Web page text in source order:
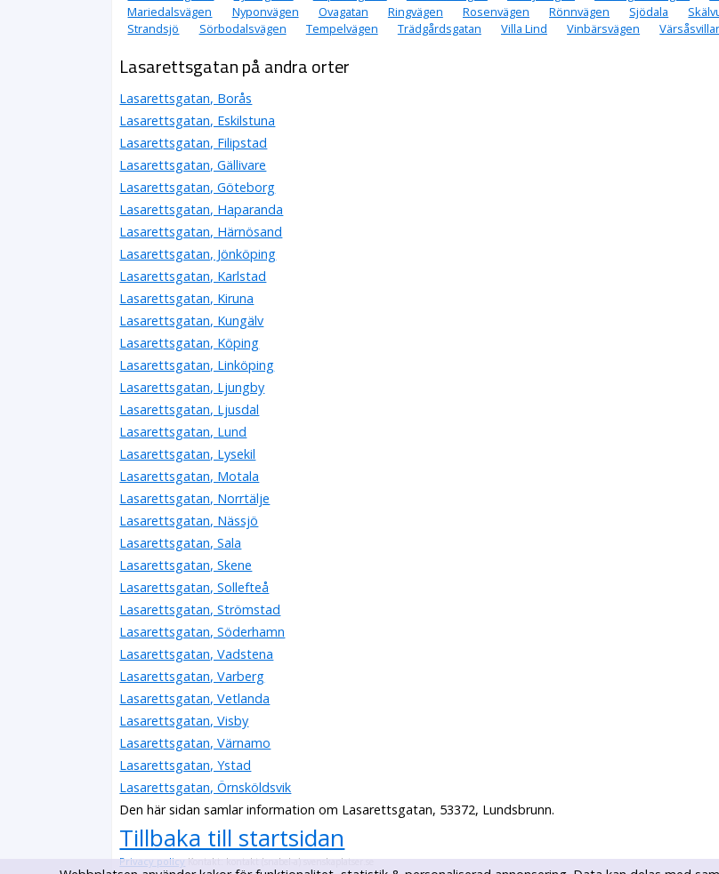
Mariedalsvägen
Nyponvägen Ovagatan Ringvägen Rosenvägen Rönnvägen Sjödala
Strandsjö
Sörbodalsvägen Tempelvägen Trädgårdsgatan Villa Lind Vinbärsvägen
Lasarettsgatan på andra orter
Lasarettsgatan, Borås
Lasarettsgatan, Eskilstuna
Lasarettsgatan, Filipstad
Lasarettsgatan, Gällivare
Lasarettsgatan, Göteborg
Lasarettsgatan, Haparanda
Lasarettsgatan, Härnösand
Lasarettsgatan, Jönköping
Lasarettsgatan, Karlstad
Lasarettsgatan, Kiruna
Lasarettsgatan, Kungälv
Lasarettsgatan, Köping
Lasarettsgatan, Linköping
Lasarettsgatan, Ljungby
Lasarettsgatan, Ljusdal
Lasarettsgatan, Lund
Lasarettsgatan, Lysekil
Lasarettsgatan, Motala
Lasarettsgatan, Norrtälje
Lasarettsgatan, Nässjö
Lasarettsgatan, Sala
Lasarettsgatan, Skene
Lasarettsgatan, Sollefteå
Lasarettsgatan, Strömstad
Lasarettsgatan, Söderhamn
Lasarettsgatan, Vadstena
Lasarettsgatan, Varberg
Lasarettsgatan, Vetlanda
Lasarettsgatan, Visby
Lasarettsgatan, Värnamo
Lasarettsgatan, Ystad
Lasarettsgatan, Örnsköldsvik
Den här sidan samlar information om Lasarettsgatan, 53372, Lundsbrunn.
Tillbaka till startsidan
Privacy policyKontakt: kontakt (snabel-a) svenskaplatser.se